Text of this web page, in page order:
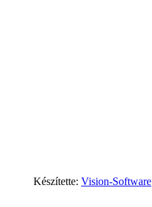
Készítette: Vision-Software